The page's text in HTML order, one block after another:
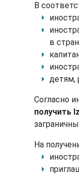
В
в
детям,
Согласно
получить
На